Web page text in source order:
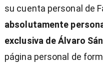
su cuenta personal de
absolutamente
exclusiva de Álvaro
página personal de